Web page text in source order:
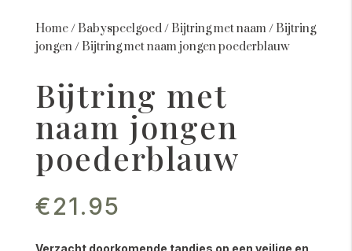
Home/ Babyspeelgoed/ Bijtring met naam/ Bijtring
jongen/ Bijtring met naam jongen poederblauw
Bijtring met
naam jongen
poederblauw
€21.95